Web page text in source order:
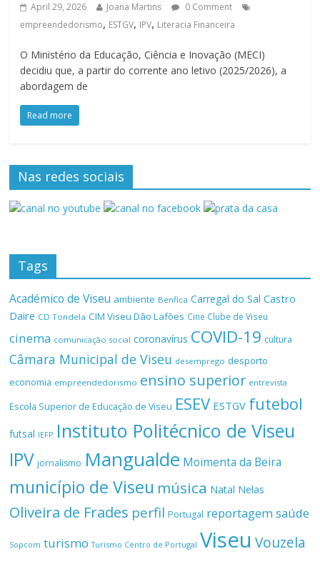
April 29, 2026 Joana Martins
0 Comment
empreendedorismo, ESTGV, IPV, Literacia Financeira
O Ministério da Educação, Ciência e Inovação (MECI)
decidiu que, a partir do corrente ano letivo (2025/2026), a
abordagem de
Read more
Nas redes sociais
Tags
Académico de Viseu ambiente Benfica Carregal do Sal Castro
Daire CD Tondela CIM Viseu Dão Lafões Cine Clube de Viseu
cinema comunicação social coronavírus COVID-19 cultura
Câmara Municipal de Viseu desemprego desporto
economia empreendedorismo ensino superior entrevista
Escola Superior de Educação de Viseu ESEV ESTGV futebol
futsal IEFP Instituto Politécnico de Viseu
IPV jornalismo Mangualde Moimenta da Beira
município de Viseu música Natal Nelas
Oliveira de Frades perfil Portugal reportagemsaúde
Sopcom turismo Turismo Centro de Portugal Viseu Vouzela